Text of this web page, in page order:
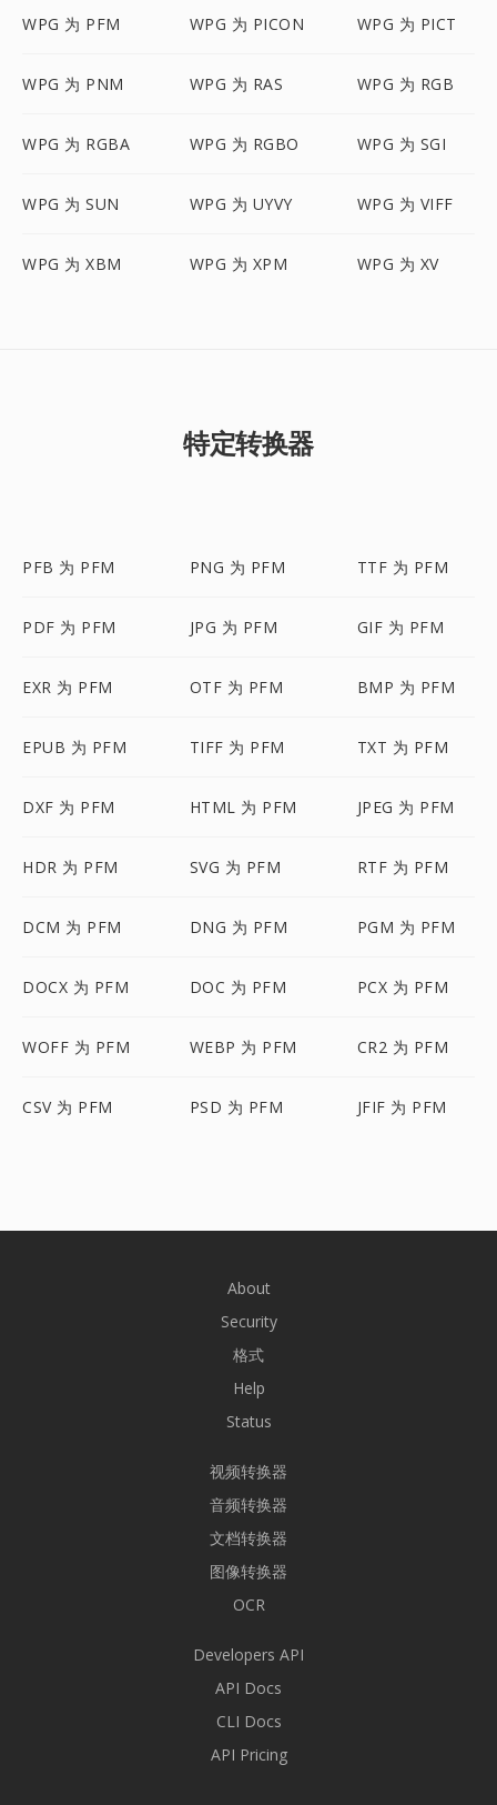
WPG 为 PFM WPG 为 PICON WPG 为 PICT
WPG 为 PNM WPG 为 RAS WPG 为 RGB
WPG 为 RGBA WPG 为 RGBO WPG 为 SGI
WPG 为 SUN WPG 为 UYVY WPG 为 VIFF
WPG 为 XBM WPG 为 XPM WPG 为 XV
特定转换器
PFB 为 PFM PNG 为 PFM TTF 为 PFM
PDF 为 PFM JPG 为 PFM GIF 为 PFM
EXR 为 PFM OTF 为 PFM BMP 为 PFM
EPUB 为 PFM TIFF 为 PFM TXT 为 PFM
DXF 为 PFM HTML 为 PFM JPEG 为 PFM
HDR 为 PFM SVG 为 PFM RTF 为 PFM
DCM 为 PFM DNG 为 PFM PGM 为 PFM
DOCX 为 PFM DOC 为 PFM PCX 为 PFM
WOFF 为 PFM WEBP 为 PFM CR2 为 PFM
CSV 为 PFM PSD 为 PFM JFIF 为 PFM
About
Security
格式
Help
Status
视频转换器
音频转换器
文档转换器
图像转换器
OCR
Developers API
API Docs
CLI Docs
API Pricing